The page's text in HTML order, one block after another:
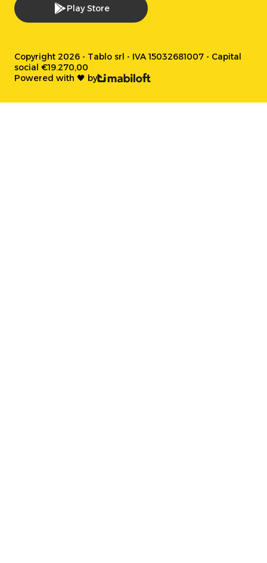
Play Store
Copyright 2026 - Tablo srl - IVA 15032681007 - Capital
social €19.270,00
Powered with 🖤 by